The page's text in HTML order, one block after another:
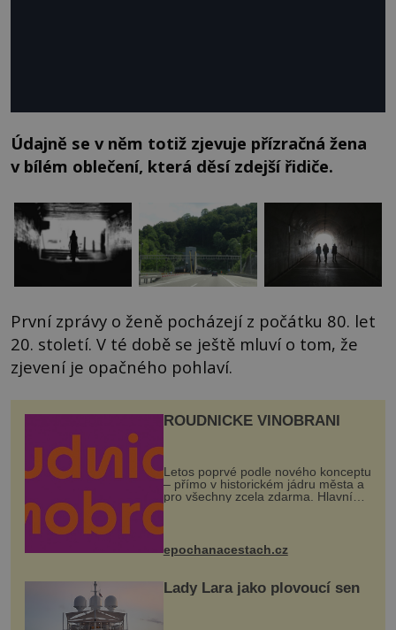
Údajně se v něm totiž zjevuje přízračná žena
v bílém oblečení, která děsí zdejší řidiče.
První zprávy o ženě pocházejí z počátku 80. let
20. století. V té době se ještě mluví o tom, že
zjevení je opačného pohlaví.
ROUDNICKÉ VINOBRANÍ
Letos poprvé podle nového konceptu
– přímo v historickém jádru města a
pro všechny zcela zdarma. Hlavní
program se odehraje na Karlově a
mohou těšit na víno, burčák, pes...
epochanacestach.cz
Lady Lara jako plovoucí sen